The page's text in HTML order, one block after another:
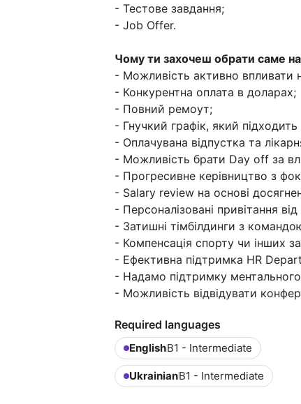
- Тестове завдання;
- Job Offer.
Чому ти захочеш обрати саме
- Можливість активно впливати
- Конкурентна оплата в доларах;
- Повний ремоут;
- Гнучкий графік, який
- Оплачувана відпустка та
- Можливість брати Day off за
- Прогресивне керівництво з
- Salary review на основі
- Персоналізовані привітання
- Затишні тімбілдинги з
- Компенсація спорту чи інших
- Ефективна підтримка HR
- Надамо підтримку
- Можливість відвідувати
Required languages
EnglishB1 - Intermediate
UkrainianB1 - Intermediate